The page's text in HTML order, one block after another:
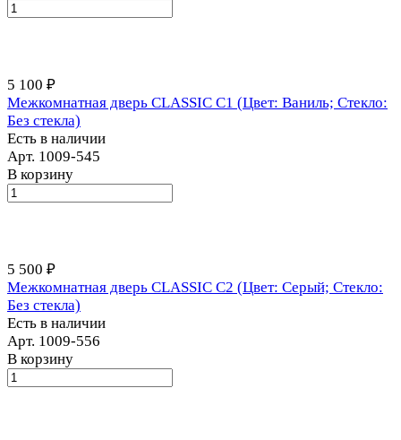
5 100 ₽
Межкомнатная дверь CLASSIC С1 (Цвет: Ваниль; Стекло:
Без стекла)
Есть в наличии
Арт. 1009-545
В корзину
5 500 ₽
Межкомнатная дверь CLASSIC С2 (Цвет: Серый; Стекло:
Без стекла)
Есть в наличии
Арт. 1009-556
В корзину